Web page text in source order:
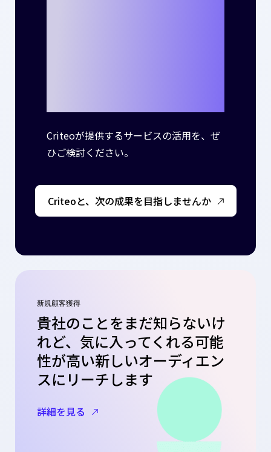
Criteoが提供するサービスの活用を、ぜ
ひご検討ください。
Criteoと、次の成果を目指しませんか
新規顧客獲得
貴社のことをまだ知らないけ
れど、気に入ってくれる可能
性が高い新しいオーディエン
スにリーチします
詳細を見る